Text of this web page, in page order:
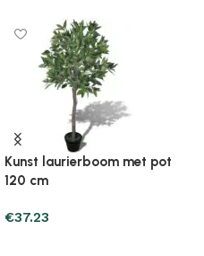
Kunst laurierboom met pot
120 cm
€37.23